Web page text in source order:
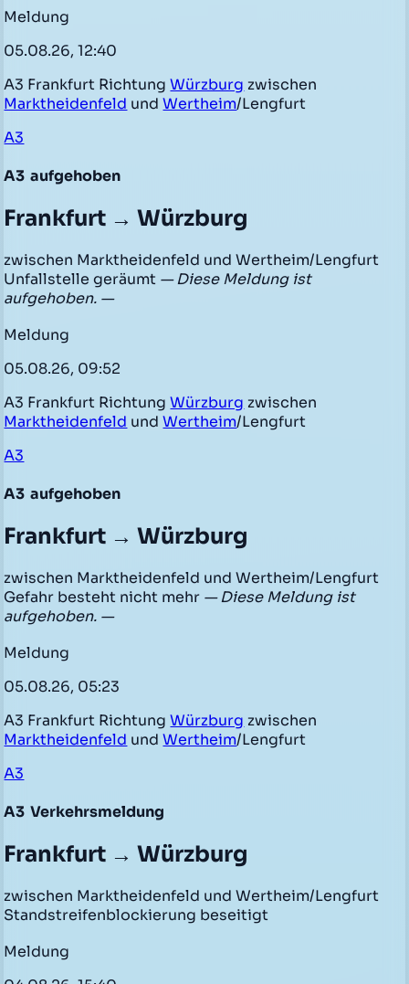
Meldung
05.08.26, 12:40
A3 Frankfurt RichtungWürzburg zwischen
Marktheidenfeld undWertheim/Lengfurt
A3
A3 aufgehoben
Frankfurt → Würzburg
zwischen Marktheidenfeld und Wertheim/Lengfurt
Unfallstelle geräumt — Diese Meldung ist
aufgehoben. —
Meldung
05.08.26, 09:52
A3 Frankfurt RichtungWürzburg zwischen
Marktheidenfeld undWertheim/Lengfurt
A3
A3 aufgehoben
Frankfurt → Würzburg
zwischen Marktheidenfeld und Wertheim/Lengfurt
Gefahr besteht nicht mehr — Diese Meldung ist
aufgehoben. —
Meldung
05.08.26, 05:23
A3 Frankfurt RichtungWürzburg zwischen
Marktheidenfeld undWertheim/Lengfurt
A3
A3 Verkehrsmeldung
Frankfurt → Würzburg
zwischen Marktheidenfeld und Wertheim/Lengfurt
Standstreifenblockierung beseitigt
Meldung